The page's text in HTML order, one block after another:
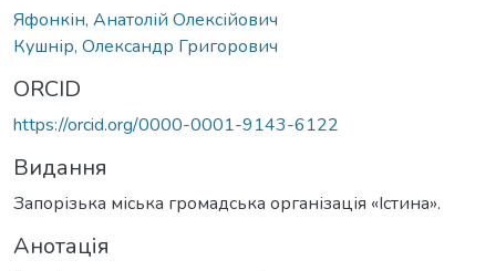
Яфонкін, Анатолій Олексійович
Кушнір, Олександр Григорович
ORCID
https://orcid.org/0000-0001-9143-6122
Видання
Запорізька міська громадська організація «Істина».
Анотація